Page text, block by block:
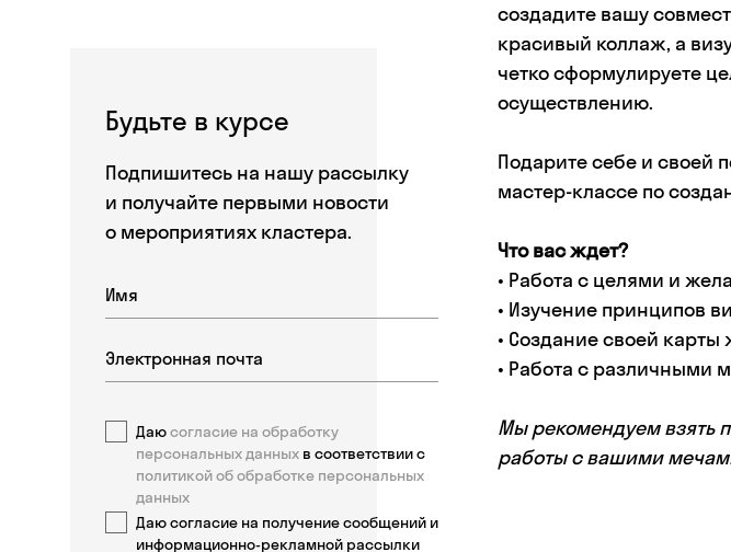
Будьте в курсе
Подпишитесь на нашу рассылку
и получайте первыми новости
о мероприятиях кластера.
Даюсогласие на обработку
персональных данных в соответствии с
политикой об обработке персональных
данных
Даю согласие на получение сообщений и
информационно-рекламной рассылки
создадите вашу
красивый коллаж, а
четко сформулируете
осуществлению.
Подарите себе и своей
мастер-классе по
Что вас ждет?
• Работа с целями и
• Изучение принципов
• Создание своей карты
• Работа с различными
Мы рекомендуем взять
работы с вашими